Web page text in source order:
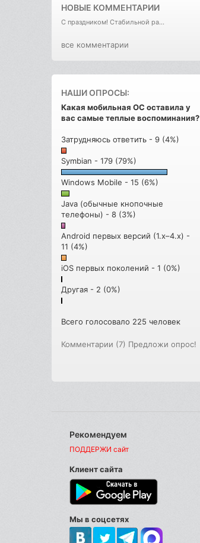
НОВЫЕ КОММЕНТАРИИ
С праздником! Стабильной ра...
все комментарии
НАШИ ОПРОСЫ:
Какая мобильная ОС оставила у
вас самые теплые воспоминания?
Затрудняюсь ответить - 9 (4%)
Symbian - 179 (79%)
Windows Mobile - 15 (6%)
Java (обычные кнопочные
телефоны) - 8 (3%)
Android первых версий (1.x–4.x) -
11 (4%)
iOS первых поколений - 1 (0%)
Другая - 2 (0%)
Всего голосовало 225 человек
Комментарии (7) Предложи опрос!
Рекомендуем
ПОДДЕРЖИ сайт
Клиент сайта
Мы в соцсетях